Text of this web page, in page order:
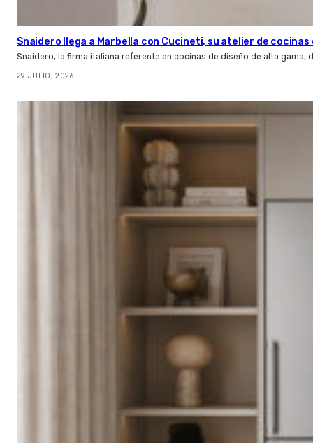
Snaidero llega a Marbella con Cucineti, su atelier de cocinas
Snaidero, la firma italiana referente en cocinas de diseño de alta gama,
29 JULIO, 2026